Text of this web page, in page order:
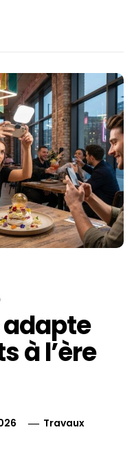
à l’ère
Travaux